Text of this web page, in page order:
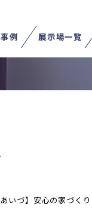
例 展示場一覧
いづ】安心の家づく